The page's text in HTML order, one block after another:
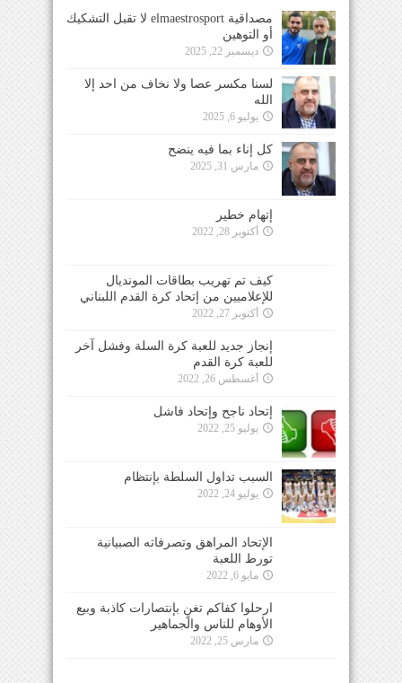
مصداقية elmaestrosport لا تقبل التشكيك
أو التوهين
ديسمبر 22, 2025
لسنا مكسر عصا ولا نخاف من احد إلا
الله
يوليو 6, 2025
كل إناء بما فيه ينضح
مارس 31, 2025
إتهام خطير
أكتوبر 28, 2022
كيف تم تهريب بطاقات المونديال
للإعلاميين من إتحاد كرة القدم اللبناني
أكتوبر 27, 2022
إنجاز جديد للعبة كرة السلة وفشل آخر
للعبة كرة القدم
أغسطس 26, 2022
إتحاد ناجح وإتحاد فاشل
يوليو 25, 2022
السبب تداول السلطة بإنتظام
يوليو 24, 2022
الإتحاد المراهق وتصرفاته الصبيانية
تورط اللعبة
مايو 6, 2022
ارحلوا كفاكم تغنٍ بإنتصارات كاذبة وبيع
الأوهام للناس والجماهير
مارس 25, 2022